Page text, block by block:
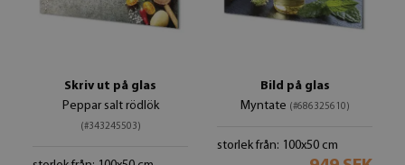
Skriv ut på glas
Peppar salt rödlök
(#343245503)
Bild på glas
Myntate (#686325610)
storlek från: 100x50 cm